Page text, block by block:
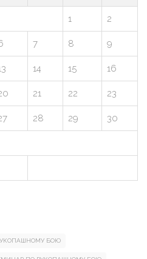
1 2
7 8 9
14 15 16
21 22 23
28 29 30
БОЮ